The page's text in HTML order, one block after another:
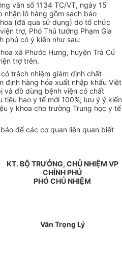
văn số 1134 TC/VT, ngày 15
nhận lô hàng gồm sách báo
(đã qua sử dụng) do tổ chức
trợ, Phó Thủ tướng Phạm Gia
phủ có ý kiến như sau:
xã Phước Hưng, huyện Trà Cú
trợ trên.
trách nhiệm giám định chất
định hàng hóa xuất nhập khẩu Việt
và đồ dùng bệnh viện có chất
hao y tế mới 100%; lưu ý ý kiến
y khoa cho trường Trung học y tế
để các cơ quan liên quan biết
KT. BỘ TRƯỞNG, CHỦ NHIỆM VP
CHÍNH PHỦ
PHÓ CHỦ NHIỆM
Văn Trọng Lý